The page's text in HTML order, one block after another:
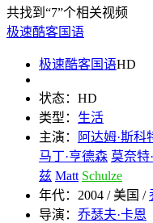
共找到 “7”个相关视频
极速酷客国语
极速酷客国语HD
状态： HD
类型： 生活
主演：
阿达姆·斯科
马丁·亨德森 莫奈特
兹 Matt Schulze
年代： 2004 / 美国 /
导演： 乔瑟夫·卡恩